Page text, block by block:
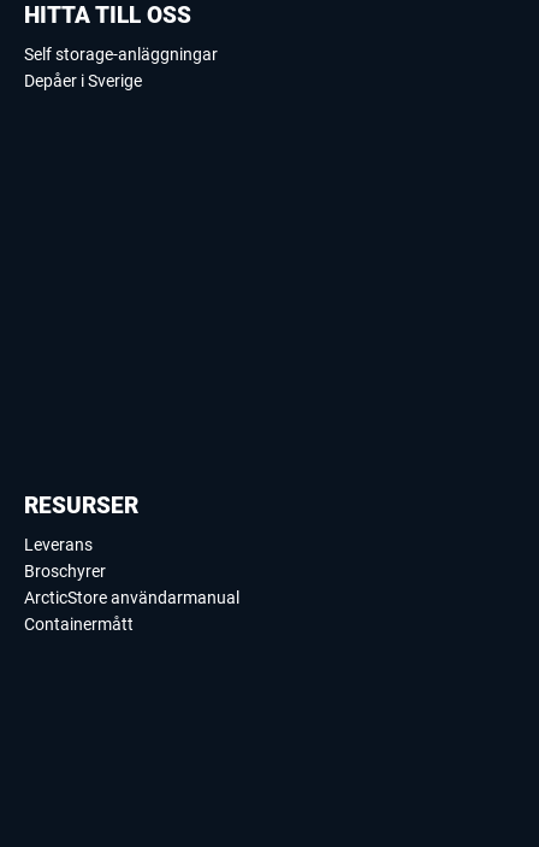
HITTA TILL OSS
Self storage-anläggningar
Depåer i Sverige
RESURSER
Leverans
Broschyrer
ArcticStore användarmanual
Containermått